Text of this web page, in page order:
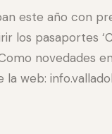
este año con
los pasaportes
novedades
web: